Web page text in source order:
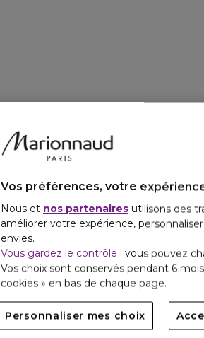
Vos préférences, votre
Nous et nos partenaires utilisons des
améliorer votre expérience,
envies.
Vous gardez le contrôle : vous pouvez
Vos choix sont conservés pendant 6
cookies » en bas de chaque page.
Personnaliser mes choix